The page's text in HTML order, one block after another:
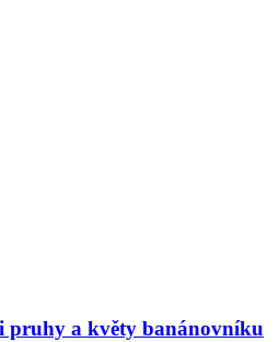
pruhy a květy banánovníku